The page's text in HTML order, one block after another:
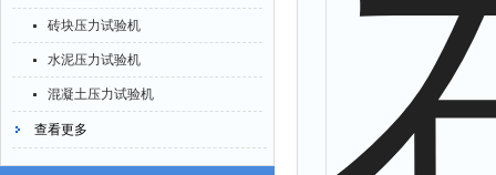
砖块压力试验机
水泥压力试验机
混凝土压力试验机
查看更多